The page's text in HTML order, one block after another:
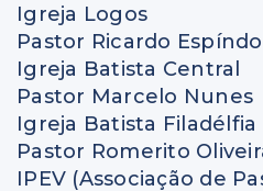
Igreja Logos
Pastor Ricardo
Igreja Batista Central
Pastor Marcelo Nunes
Igreja Batista Filadélfia
Pastor Romerito
IPEV (Associação de